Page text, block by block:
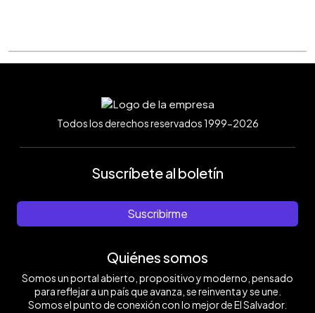
Todos los derechos reservados 1999-2026
Suscríbete al boletín
Suscribirme
Quiénes somos
Somos un portal abierto, propositivo y moderno, pensado
para reflejar a un país que avanza, se reinventa y se une.
Somos el punto de conexión con lo mejor de El Salvador.